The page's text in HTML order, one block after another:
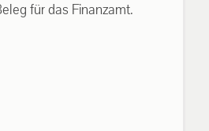
für das Finanzamt.